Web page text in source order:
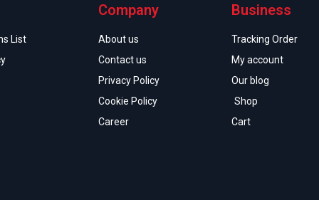
List
Company
About us
Contact us
Privacy Policy
Cookie Policy
Career
Business
Tracking Order
My account
Our blog
Shop
Cart